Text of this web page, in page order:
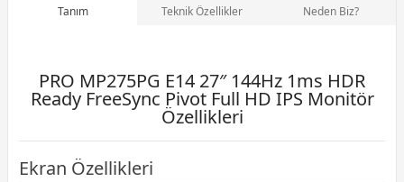
Tanım Teknik Özellikler Neden Biz?
PRO MP275PG E14 27″ 144Hz 1ms HDR
Ready FreeSync Pivot Full HD IPS Monitör
Özellikleri
Ekran Özellikleri